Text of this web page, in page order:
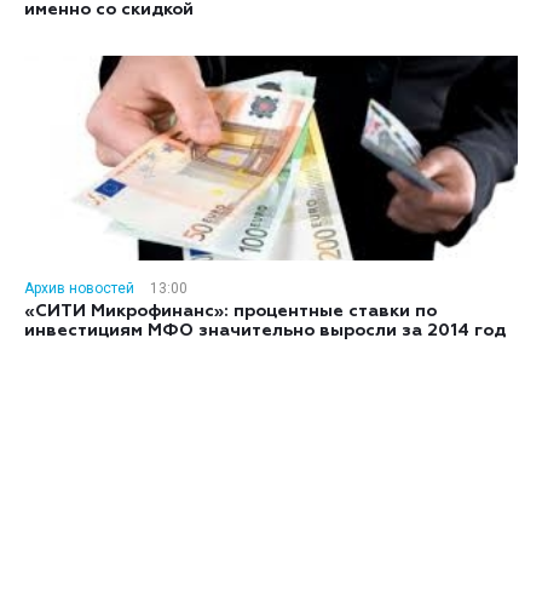
именно со скидкой
Архив новостей
13:00
«СИТИ Микрофинанс»: процентные ставки по
инвестициям МФО значительно выросли за 2014 год